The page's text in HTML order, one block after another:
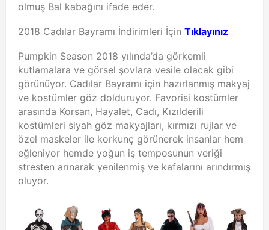
olmuş Bal kabağını ifade eder.
2018 Cadılar Bayramı İndirimleri İçin Tıklayınız
Pumpkin Season 2018 yılında’da görkemli
kutlamalara ve görsel şovlara vesile olacak gibi
görünüyor. Cadılar Bayramı için hazırlanmış makyaj
ve kostümler göz dolduruyor. Favorisi kostümler
arasında Korsan, Hayalet, Cadı, Kızılderili
kostümleri siyah göz makyajları, kırmızı rujlar ve
özel maskeler ile korkunç görünerek insanlar hem
eğleniyor hemde yoğun iş temposunun veriği
stresten arınarak yenilenmiş ve kafalarını arındırmış
oluyor.